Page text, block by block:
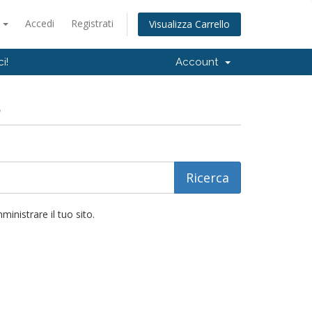
Accedi Registrati Visualizza Carrello
Account
il tuo sito.